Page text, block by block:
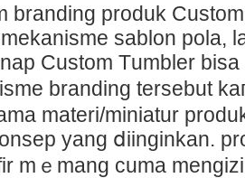
branding produk
sablon pola,
Custom Тumbler bisa
branding tersebut
materi/miniatur
yang ⅾiinginkan.
mｅmang cuma